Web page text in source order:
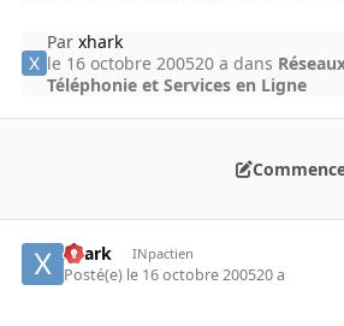
Parxhark
le 16 octobre 200520 a dans
Téléphonie et Services en Ligne
xhark INpactien
Posté(e) le 16 octobre 200520 a